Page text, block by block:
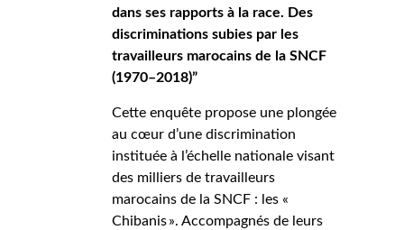
dans ses rapports à la race. Des
discriminations subies par les
travailleurs marocains de la SNCF
(1970–2018)”
Cette enquête propose une plongée
au cœur d’une discrimination
instituée à l’échelle nationale visant
des milliers de travailleurs
marocains de la SNCF : les «
Chibanis ». Accompagnés de leurs